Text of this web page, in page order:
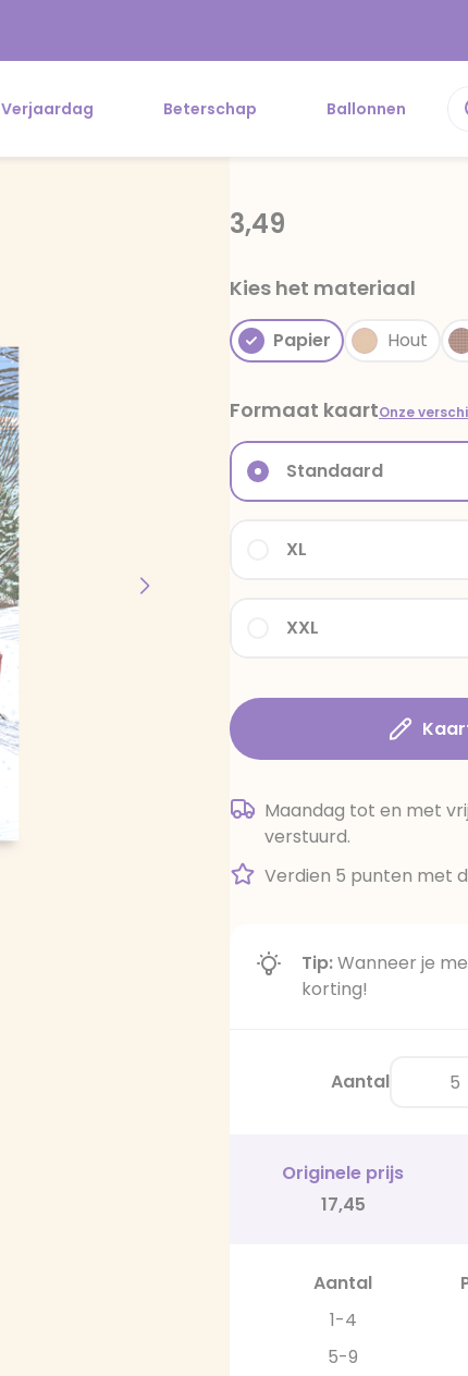
Verjaardag Beterschap Ballonnen
3,49
Kies het materiaal
Papier Hout
Formaat kaartOnze
XXL
XL
Standaard
Maandag tot en met
verstuurd.
Verdien 5 punten met
Tip:Wanneer je
korting!
Aantal
Originele prijs
17,45
Aantal
1-4
5-9